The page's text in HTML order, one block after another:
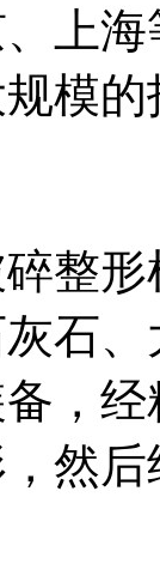
上
模的
整
石
，
然后